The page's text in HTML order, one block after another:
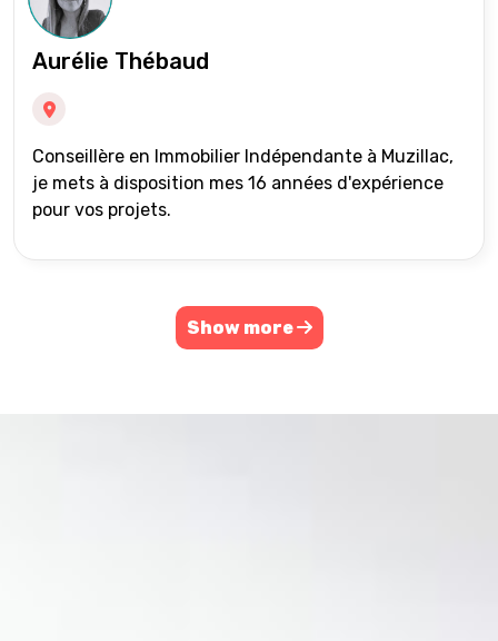
Aurélie Thébaud
Conseillère en Immobilier Indépendante à Muzillac,
je mets à disposition mes 16 années d'expérience
pour vos projets.
Show more